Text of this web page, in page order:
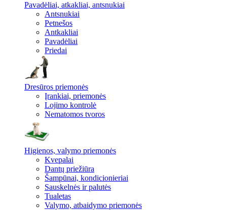
Pavadėliai, atkakliai, antsnukiai
Antsnukiai
Petnešos
Antkakliai
Pavadėliai
Priedai
Dresūros priemonės
Įrankiai, priemonės
Lojimo kontrolė
Nematomos tvoros
Higienos, valymo priemonės
Kvepalai
Dantų priežiūra
Šampūnai, kondicionieriai
Sauskelnės ir palutės
Tualetas
Valymo, atbaidymo priemonės